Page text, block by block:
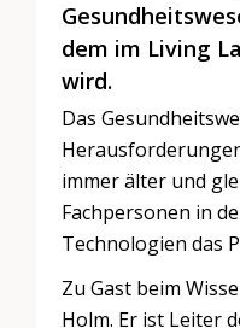
dem im Living
wird.
Das
immer älter und
Fachpersonen in
Technologien das
Zu Gast beim
Holm. Er ist Leiter